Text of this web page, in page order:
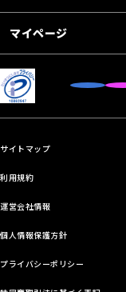
マイページ
サイトマップ
利用規約
運営会社情報
個人情報保護方針
プライバシーポリシー